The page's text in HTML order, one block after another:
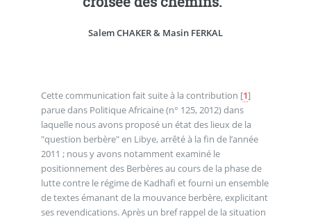
Salem CHAKER & Masin FERKAL
Cette communication fait suite à la contribution [1]
parue dans Politique Africaine (n° 125, 2012) dans
laquelle nous avons proposé un état des lieux de la
"question berbère" en Libye, arrêté à la fin de l’année
2011 ; nous y avons notamment examiné le
positionnement des Berbères au cours de la phase de
lutte contre le régime de Kadhafi et fourni un ensemble
de textes émanant de la mouvance berbère, explicitant
ses revendications. Après un bref rappel de la situation